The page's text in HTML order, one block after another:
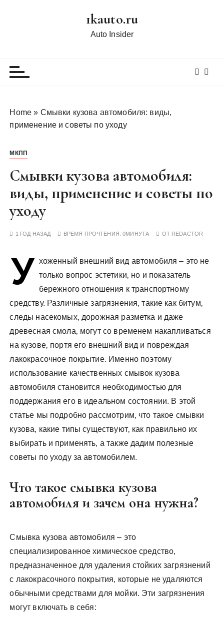
1kauto.ru
Auto Insider
Home » Смывки кузова автомобиля: виды,
применение и советы по уходу
МКПП
Смывки кузова автомобиля:
виды, применение и советы по
уходу
1 ГОД НАЗАД ВРЕМЯ ПРОЧТЕНИЯ:0МИНУТА ОТ REDACTOR
У хоженный внешний вид автомобиля – это не
только вопрос эстетики‚ но и показатель
бережного отношения к транспортному
средству. Различные загрязнения‚ такие как битум‚
следы насекомых‚ дорожная разметка и даже
древесная смола‚ могут со временем накапливаться
на кузове‚ портя его внешний вид и повреждая
лакокрасочное покрытие. Именно поэтому
использование качественных смывок кузова
автомобиля становится необходимостью для
поддержания его в идеальном состоянии. В этой
статье мы подробно рассмотрим‚ что такое смывки
кузова‚ какие типы существуют‚ как правильно их
выбирать и применять‚ а также дадим полезные
советы по уходу за автомобилем.
Что такое смывка кузова
автомобиля и зачем она нужна?
Смывка кузова автомобиля – это
специализированное химическое средство‚
предназначенное для удаления стойких загрязнений
с лакокрасочного покрытия‚ которые не удаляются
обычными средствами для мойки. Эти загрязнения
могут включать в себя: